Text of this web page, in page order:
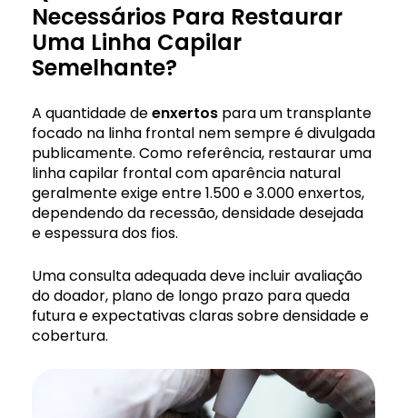
Necessários Para Restaurar
Uma Linha Capilar
Semelhante?
A quantidade deenxertos para um transplante
focado na linha frontal nem sempre é divulgada
publicamente. Como referência, restaurar uma
linha capilar frontal com aparência natural
geralmente exige entre 1.500 e 3.000 enxertos,
dependendo da recessão, densidade desejada
e espessura dos fios.
Uma consulta adequada deve incluir avaliação
do doador, plano de longo prazo para queda
futura e expectativas claras sobre densidade e
cobertura.